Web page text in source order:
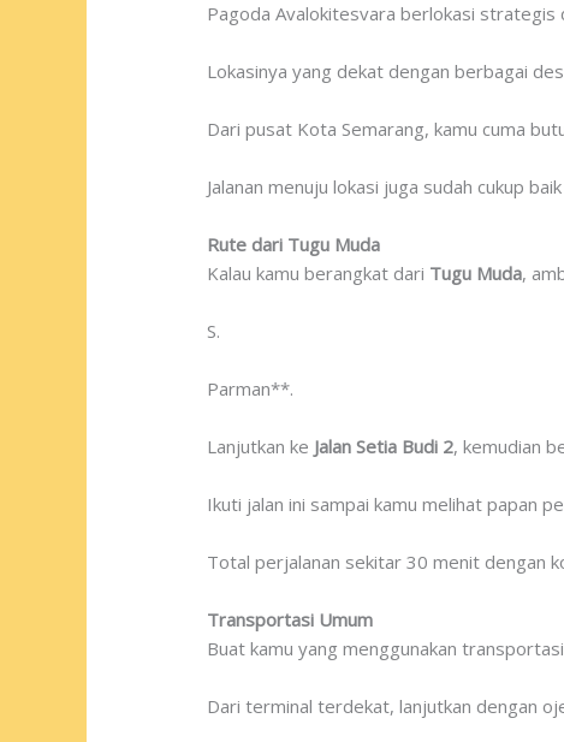
Pagoda Avalokitesvara berlokasi strategis
Lokasinya yang dekat dengan berbagai
Dari pusat Kota Semarang, kamu cuma
Jalanan menuju lokasi juga sudah cukup
Rute dari Tugu Muda
Kalau kamu berangkat dari Tugu Muda,
S.
Parman**.
Lanjutkan ke Jalan Setia Budi 2, kemudian
Ikuti jalan ini sampai kamu melihat papan
Total perjalanan sekitar 30 menit dengan
Transportasi Umum
Buat kamu yang menggunakan
Dari terminal terdekat, lanjutkan dengan